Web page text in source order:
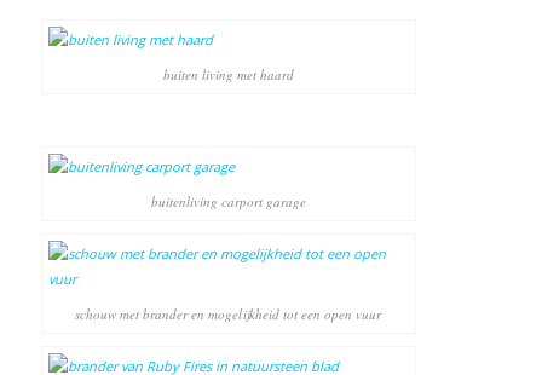
buiten living met haard
buitenliving carport garage
schouw met brander en mogelijkheid tot een open vuur